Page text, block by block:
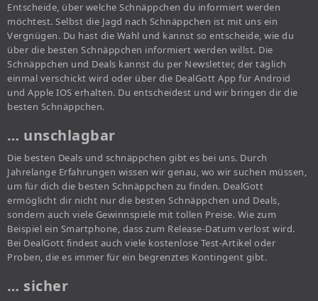
Entscheide, über welche Schnäppchen du informiert werden
möchtest. Selbst die Jagd nach Schnäppchen ist mit uns ein
Vergnügen. Du hast die Wahl und kannst so entscheide, wie du
über die besten Schnäppchen informiert werden willst. Die
Schnäppchen und Deals kannst du per Newsletter, der täglich
einmal verschickt wird oder über die DealGott App für Android
und Apple IOS erhalten. Du entscheidest und wir bringen dir die
besten Schnäppchen.
… unschlagbar
Die besten Deals und schnäppchen gibt es bei uns. Durch
Jahrelange Erfahrungen wissen wir genau, wo wir suchen müssen,
um für dich die besten Schnäppchen zu finden. DealGott
ermöglicht dir nicht nur die besten Schnäppchen und Deals,
sondern auch viele Gewinnspiele mit tollen Preise. Wie zum
Beispiel ein Smartphone, dass zum Release-Datum verlost wird.
Bei DealGott findest auch viele kostenlose Test-Artikel oder
Proben, die es immer für ein begrenztes Kontingent gibt.
… sicher